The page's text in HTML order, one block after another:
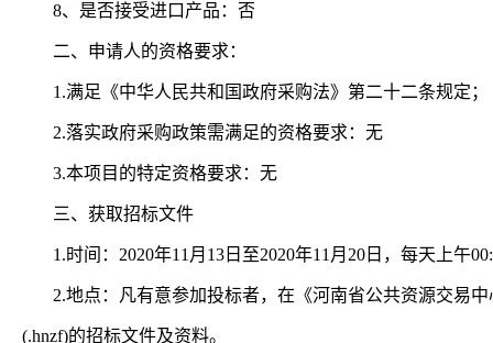
8、是否接受进口产品：否
二、申请人的资格要求：
1.满足《中华人民共和国政府采购法》第二十二条规定；
2.落实政府采购政策需满足的资格要求：无
3.本项目的特定资格要求：无
三、获取招标文件
1.时间：2020年11 月 13 日至2020年11 月 20 日，每天上午
2.地点：凡有意参加投标者，在《河南省公共资源交易
(.hnzf)的招标文件及资料。